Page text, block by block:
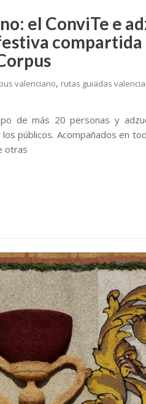
el ConviTe e
compartida
valenciano, rutas guiadas valencia
de más 20 personas y
públicos. Acompañados en
otras